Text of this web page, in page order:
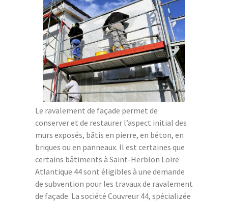
Le ravalement de façade permet de
conserver et de restaurer l’aspect initial des
murs exposés, bâtis en pierre, en béton, en
briques ou en panneaux. Il est certaines que
certains bâtiments à Saint-Herblon Loire
Atlantique 44 sont éligibles à une demande
de subvention pour les travaux de ravalement
de façade. La société Couvreur 44, spécializée